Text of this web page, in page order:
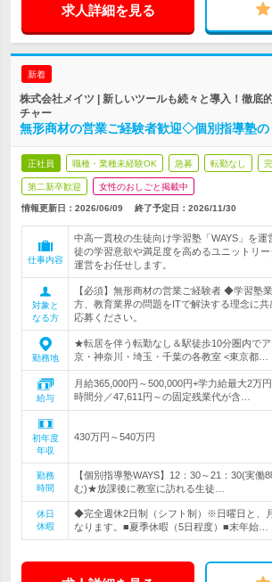
求人詳細を見る
新着
株式会社メイツ | 新しいツールも続々と導入！徹底
チャー
無形商材の営業ご経験者歓迎◇個別指導塾の
正社員 職種・業種未経験OK 急募 転勤なし
第二新卒歓迎 女性のおしごと掲載中
情報更新日：2026/06/09 終了予定日： 2026/11/30
仕事内容
中高一貫校の生徒向け学習塾「WAYS」を運
徒の学習意欲や満足度を高めるユニットリ
運営をお任せします。
対象と
なる方
【必須】無形商材の営業ご経験者 ◆学習塾
方、教育業界の問題をITで解決する理念に
応募ください。
勤務地
★転居を伴う転勤なし＆駅徒歩10分圏内で
京・神奈川・埼玉・千葉の各教室 <東京都…
給与
月給365,000円～500,000円+学力給最大2万
時間分／47,611円～の固定残業代が含…
初年度
年収
430万円～540万円
勤務
時間
【個別指導塾WAYS】12：30～21：30(実働
む)★放課後に教室に訪れる生徒…
休日
休暇
◆完全週休2日制（シフト制）※日曜日と、
なります。■夏季休暇（5日程度）■末年始…